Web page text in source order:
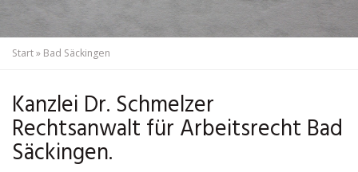
Start» Bad Säckingen
Kanzlei Dr. Schmelzer
Rechtsanwalt für Arbeitsrecht Bad
Säckingen.